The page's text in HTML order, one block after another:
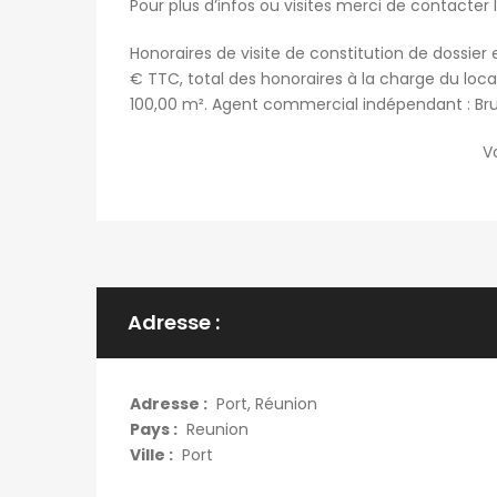
Pour plus d’infos ou visites merci de contacter
Honoraires de visite de constitution de dossier
€ TTC, total des honoraires à la charge du
100,00 m². Agent commercial indépendant :
Adresse :
Adresse : Port, Réunion
Pays : Reunion
Ville : Port